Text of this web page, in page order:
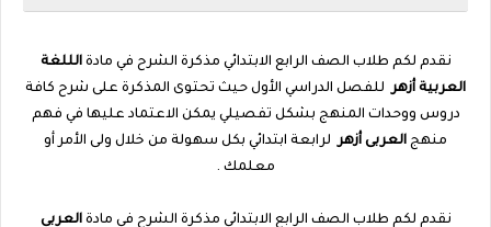
نقدم لكم طلاب الصف الرابع الابتدائي مذكرة الشرح في مادةالللغة
العربية أزهر للفصل الدراسي الأول حيث تحتوى المذكرة على شرح كافة
دروس ووحدات المنهج بشكل تفصيلي يمكن الاعتماد عليها في فهم
منهجالعربى أزهر لرابعة ابتدائي بكل سهولة من خلال ولى الأمر أو
معلمك .
نقدم لكم طلاب الصف الرابع الابتدائي مذكرة الشرح في مادةالعربى